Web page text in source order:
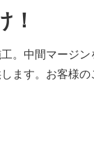
！
。中間マージン
ます。お客様の